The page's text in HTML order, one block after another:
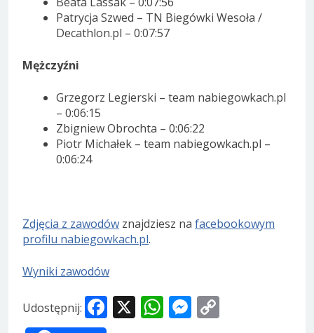
Patrycja Szwed – TN Biegówki Wesoła /
Decathlon.pl – 0:07:57
Mężczyźni
Grzegorz Legierski – team nabiegowkach.pl
– 0:06:15
Zbigniew Obrochta – 0:06:22
Piotr Michałek – team nabiegowkach.pl –
0:06:24
Zdjęcia z zawodów znajdziesz na facebookowym
profilu nabiegowkach.pl.
Wyniki zawodów
Udostępnij: Facebook
X WhatsApp
Messenger